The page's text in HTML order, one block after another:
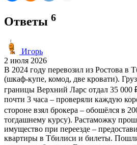
Ответы 6
Игорь
2 июля 2026
В 2024 году перевозил из Ростова в
(шкаф-купе, комод, две кровати).
границы Верхний Ларс отдал 35 000
почти 3 часа – проверяли каждую
стороне взял брокера – обошёлся в
тогдашнему курсу). Растаможку
имущество при переезде –
квартиры в Тбилиси и билеты.